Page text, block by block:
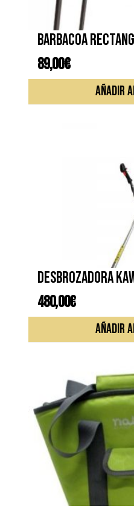
Barbacoa
89,00€
AÑADIR
Desbrozadora
480,00€
AÑADIR